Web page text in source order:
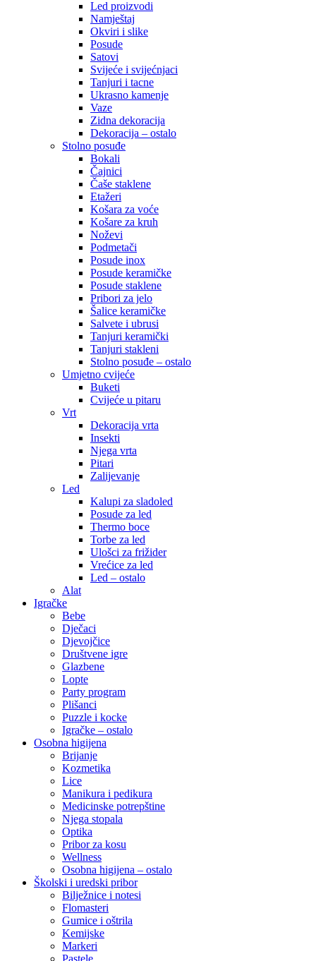
Led proizvodi
Namještaj
Okviri i slike
Posude
Satovi
Svijeće i svijećnjaci
Tanjuri i tacne
Ukrasno kamenje
Vaze
Zidna dekoracija
Dekoracija – ostalo
Stolno posuđe
Bokali
Čajnici
Čaše staklene
Etažeri
Košara za voće
Košare za kruh
Noževi
Podmetači
Posude inox
Posude keramičke
Posude staklene
Pribori za jelo
Šalice keramičke
Salvete i ubrusi
Tanjuri keramički
Tanjuri stakleni
Stolno posuđe – ostalo
Umjetno cvijeće
Buketi
Cvijeće u pitaru
Vrt
Dekoracija vrta
Insekti
Njega vrta
Pitari
Zalijevanje
Led
Kalupi za sladoled
Posude za led
Thermo boce
Torbe za led
Ulošci za frižider
Vrećice za led
Led – ostalo
Alat
Igračke
Bebe
Dječaci
Djevojčice
Društvene igre
Glazbene
Lopte
Party program
Plišanci
Puzzle i kocke
Igračke – ostalo
Osobna higijena
Brijanje
Kozmetika
Lice
Manikura i pedikura
Medicinske potrepštine
Njega stopala
Optika
Pribor za kosu
Wellness
Osobna higijena – ostalo
Školski i uredski pribor
Bilježnice i notesi
Flomasteri
Gumice i oštrila
Kemijske
Markeri
Pastele